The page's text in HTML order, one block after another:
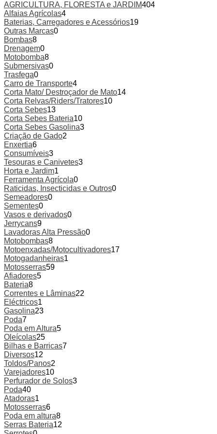
AGRICULTURA, FLORESTA e JARDIM404
Alfaias Agrícolas4
Baterias, Carregadores e Acessórios19
Outras Marcas0
Bombas8
Drenagem0
Motobomba8
Submersivas0
Trasfega0
Carro de Transporte4
Corta Mato/ Destroçador de Mato14
Corta Relvas/Riders/Tratores10
Corta Sebes13
Corta Sebes Bateria10
Corta Sebes Gasolina3
Criação de Gado2
Enxertia6
Consumíveis3
Tesouras e Canivetes3
Horta e Jardim1
Ferramenta Agrícola0
Raticidas, Insecticidas e Outros0
Semeadores0
Sementes0
Vasos e derivados0
Jerrycans9
Lavadoras Alta Pressão0
Motobombas8
Motoenxadas/Motocultivadores17
Motogadanheiras1
Motosserras59
Afiadores5
Bateria8
Correntes e Lâminas22
Eléctricos1
Gasolina23
Poda7
Poda em Altura5
Oleícolas25
Bilhas e Barricas7
Diversos12
Toldos/Panos2
Varejadores10
Perfurador de Solos3
Poda40
Atadoras1
Motosserras6
Poda em altura8
Serras Bateria12